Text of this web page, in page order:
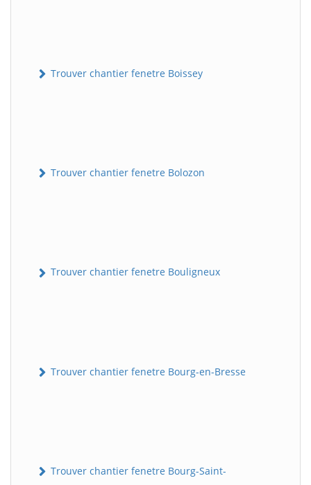
Trouver chantier fenetre Boissey
Trouver chantier fenetre Bolozon
Trouver chantier fenetre Bouligneux
Trouver chantier fenetre Bourg-en-Bresse
Trouver chantier fenetre Bourg-Saint-